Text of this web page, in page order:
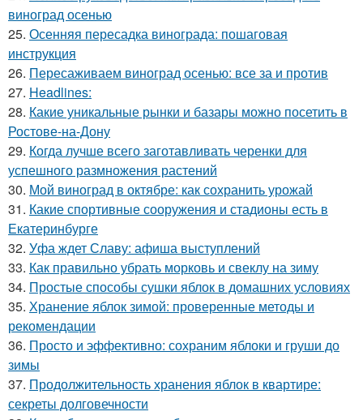
виноград осенью
25. Осенняя пересадка винограда: пошаговая
инструкция
26. Пересаживаем виноград осенью: все за и против
27. Headlines:
28. Какие уникальные рынки и базары можно посетить в
Ростове-на-Дону
29. Когда лучше всего заготавливать черенки для
успешного размножения растений
30. Мой виноград в октябре: как сохранить урожай
31. Какие спортивные сооружения и стадионы есть в
Екатеринбурге
32. Уфа ждет Славу: афиша выступлений
33. Как правильно убрать морковь и свеклу на зиму
34. Простые способы сушки яблок в домашних условиях
35. Хранение яблок зимой: проверенные методы и
рекомендации
36. Просто и эффективно: сохраним яблоки и груши до
зимы
37. Продолжительность хранения яблок в квартире:
секреты долговечности